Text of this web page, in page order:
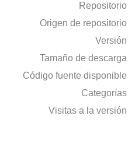
Repositorio
Origen de repositorio
Versión
Tamaño de descarga
Código fuente disponible
Categorías
Visitas a la versión